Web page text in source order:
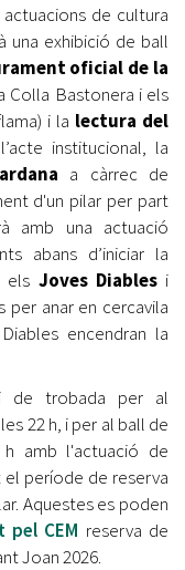
de cultura
una exhibició de ball
oficial de la
Colla Bastonera i els
i la lectura del
institucional, la
a càrrec de
d'un pilar per part
amb una actuació
abans d’iniciar la
els Joves Diablesi
per anar en cercavila
encendran la
de trobada per al
22 h, i per al ball de
amb l'actuació de
el període de reserva
Aquestes es poden
CEM reserva de
Joan 2026.